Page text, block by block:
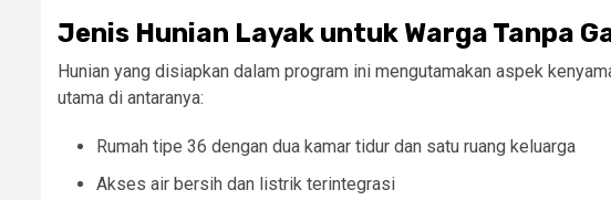
Jenis Hunian Layak untuk Warga Tanpa
Hunian yang disiapkan dalam program ini mengutamakan aspek
utama di antaranya:
Rumah tipe 36 dengan dua kamar tidur dan satu ruang keluarga
Akses air bersih dan listrik terintegrasi